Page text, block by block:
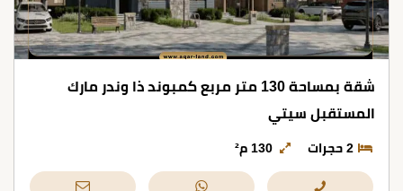
شقة بمساحة 130 متر مربع كمبوند ذا وندر مارك
المستقبل سيتي
2 حجرات 130 م²